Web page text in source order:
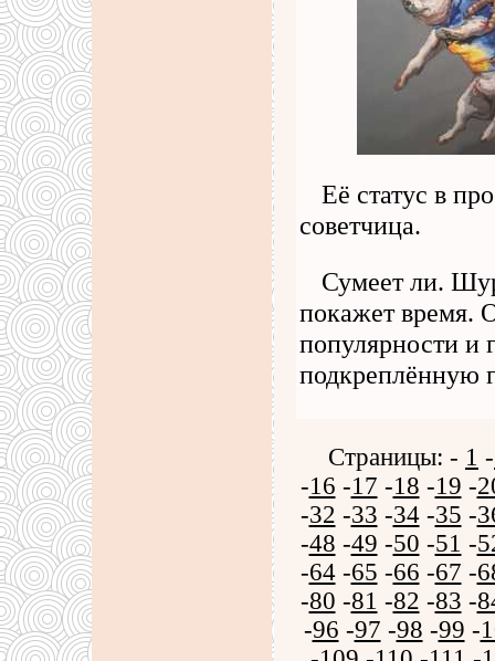
Её статус в
советчица.
Сумеет ли.
покажет время.
популярности и
подкреплённую
Страницы: - 1 -
-16 -17 -18 -19 -
-32 -33 -34-35 -
-48 -49 -50 -51 -
-64-65 -66 -67 -
-80 -81 -82 -83 -
-96 -97 -98 -99 -